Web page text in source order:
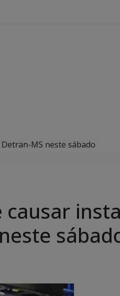
MS neste sábado